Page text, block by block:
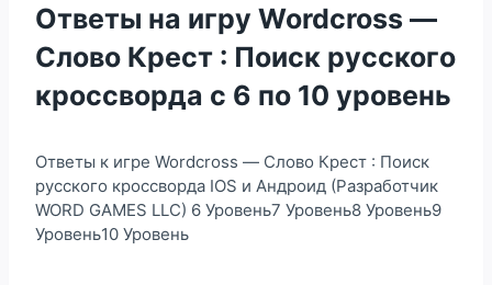
Ответы на игру Wordcross —
Слово Крест : Поиск русского
кроссворда с 6 по 10 уровень
Ответы к игре Wordcross — Слово Крест : Поиск
русского кроссворда IOS и Андроид (Разработчик
WORD GAMES LLC) 6 Уровень7 Уровень8 Уровень9
Уровень10 Уровень